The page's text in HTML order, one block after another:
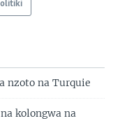
nzoto na Turquie
kolongwa na